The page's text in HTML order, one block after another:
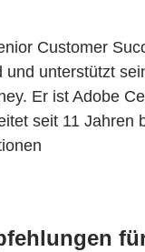
Customer
und unterstützt
Er ist Adobe
seit 11 Jahren